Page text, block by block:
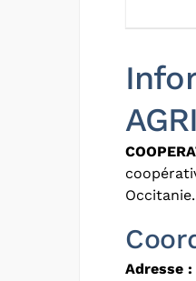
Occitanie.
Adresse :